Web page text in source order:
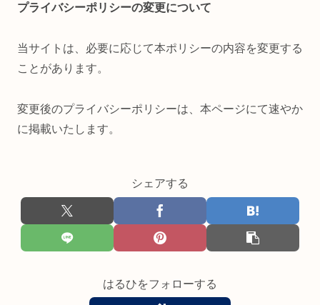
プライバシーポリシーの変更について
当サイトは、必要に応じて本ポリシーの内容を変更する
ことがあります。
変更後のプライバシーポリシーは、本ページにて速やか
に掲載いたします。
シェアする
はるひをフォローする